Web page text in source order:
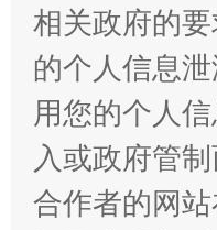
相关政府的
的个人信息泄
用您的个人
入或政府管
合作者的网站